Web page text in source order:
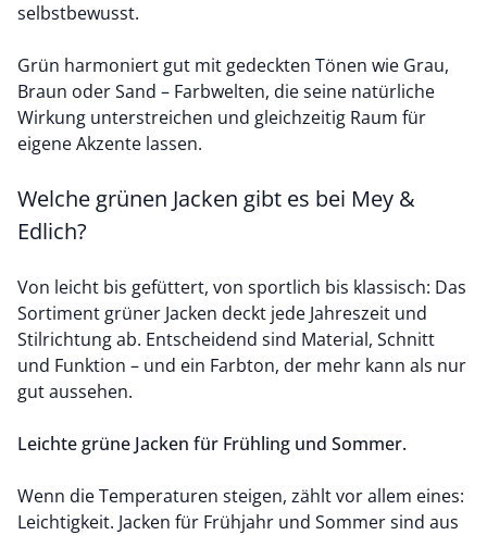
selbstbewusst.
Grün harmoniert gut mit gedeckten Tönen wie Grau,
Braun oder Sand – Farbwelten, die seine natürliche
Wirkung unterstreichen und gleichzeitig Raum für
eigene Akzente lassen.
Welche grünen Jacken gibt es bei Mey &
Edlich?
Von leicht bis gefüttert, von sportlich bis klassisch: Das
Sortiment grüner Jacken deckt jede Jahreszeit und
Stilrichtung ab. Entscheidend sind Material, Schnitt
und Funktion – und ein Farbton, der mehr kann als nur
gut aussehen.
Leichte grüne Jacken für Frühling und Sommer.
Wenn die Temperaturen steigen, zählt vor allem eines:
Leichtigkeit. Jacken für Frühjahr und Sommer sind aus